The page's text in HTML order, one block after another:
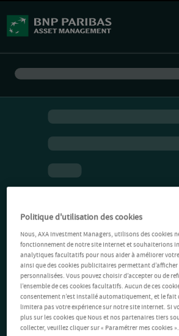
Politique d'utilisation des cookies
Nous, AXA Investment Managers, utilisons des cookies
fonctionnement de notre site Internet et souhaiterions
analytiques facultatifs pour nous aider à améliorer
ainsi que des cookies publicitaires permettant
personnalisées. Vous pouvez choisir d’accepter ou de
l’ensemble de ces cookies facultatifs. Aucun de ces
consentement n’est installé automatiquement, et le fait
limitera pas votre expérience sur notre site Internet. Si
plus sur les cookies que Nous et nos partenaires tiers
collecter, veuillez cliquer sur « Paramétrer mes cookies ».